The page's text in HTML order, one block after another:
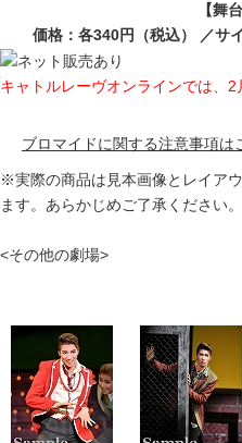
【舞
価格：各340円（税込） ／サ
キャトルレーヴオンラインでは、2
ブロマイドに関する注意事項は
※実際の商品は見本画像とレイア
ます。あらかじめご了承ください。
<その他の劇場>
ブック
グッズ
店舗情報
カスタマイズCD
タカラヅカ オフィシャルグッズ
タカラヅカ・スカイ・ステージ
配信deタカラヅカ